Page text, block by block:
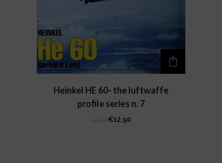
Heinkel HE 60- the luftwaffe
profile series n. 7
€ 23,50
Il
€12,90Il